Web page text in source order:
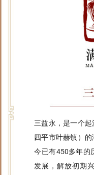
三益永，是一个
四平市叶赫镇）
今已有450多年的
发展，解放初期